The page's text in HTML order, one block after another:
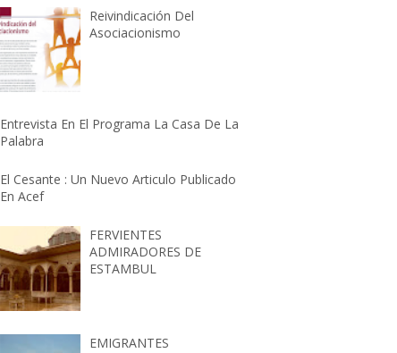
Reivindicación Del
Asociacionismo
Entrevista En El Programa La Casa De La
Palabra
El Cesante : Un Nuevo Articulo Publicado
En Acef
FERVIENTES
ADMIRADORES DE
ESTAMBUL
EMIGRANTES